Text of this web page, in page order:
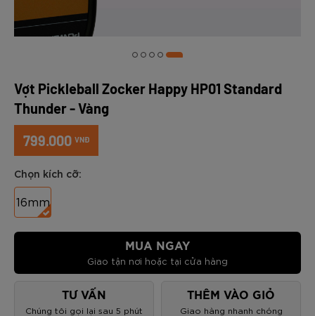
Vợt Pickleball Zocker Happy HP01 Standard
Thunder - Vàng
799.000 VNĐ
Chọn kích cỡ:
16mm
MUA NGAY
Giao tận nơi hoặc tại cửa hàng
TƯ VẤN
Chúng tôi gọi lại sau 5 phút
THÊM VÀO GIỎ
Giao hàng nhanh chóng